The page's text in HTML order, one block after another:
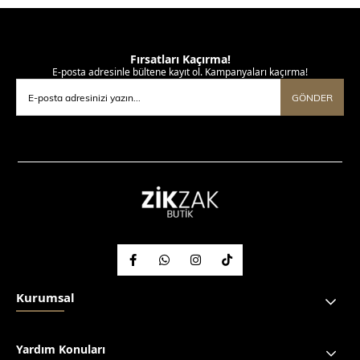
Fırsatları Kaçırma!
E-posta adresinle bültene kayıt ol. Kampanyaları kaçırma!
GÖNDER
Kurumsal
Yardım Konuları